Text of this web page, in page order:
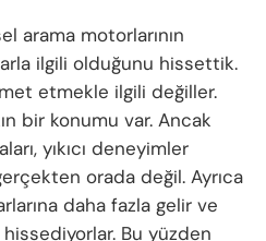
arama motorlarının
ilgili olduğunu hissettik.
etmekle ilgili değiller.
bir konumu var. Ancak
yıkıcı deneyimler
orada değil. Ayrıca
daha fazla gelir ve
Bu yüzden